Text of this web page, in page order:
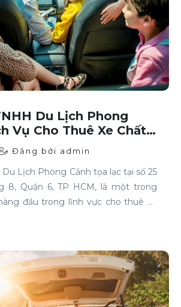
Du Lịch Phong
Vụ Cho Thuê Xe Chất
Tại TP HCM
Đăng bởi admin
Du Lịch Phong Cảnh tọa lạc tại số 25
8, Quận 6, TP HCM, là một trong
đầu trong lĩnh vực cho thuê xe